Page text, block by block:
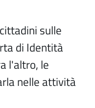
sulle
di Identità
l'altro, le
nelle attività